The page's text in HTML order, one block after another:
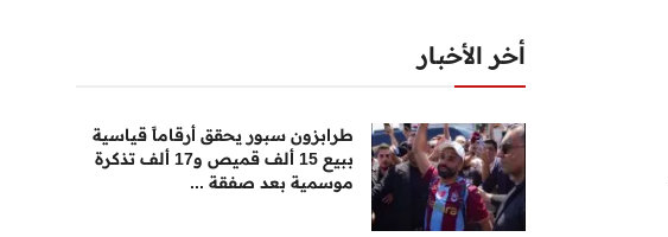
أخر الأخبار
طرابزون سبور يحقق أرقاماً قياسية
ببيع 15 ألف قميص و17 ألف تذكرة
موسمية بعد صفقة ...